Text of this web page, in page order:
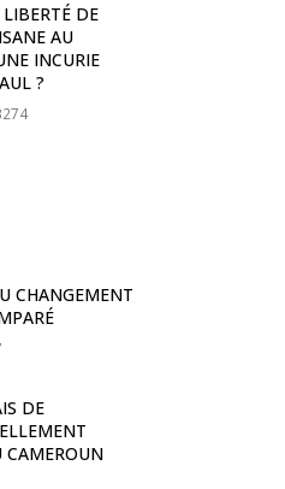
DE
AU
INCURIE
?
CHANGEMENT
DE